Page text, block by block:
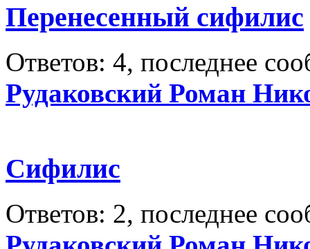
Перенесенный сифилис
Ответов: 4, последнее
Рудаковский Роман
Сифилис
Ответов: 2, последнее